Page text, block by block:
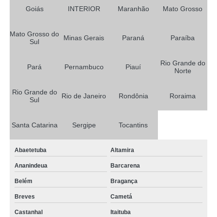
quanto custa tela de sombreamento para condomínio Vinhedo
tela decorativa costurada Iranduba
venda de tela decorativa costurada Ipojuca
tela para sombreamento colorida Amapá
venda de tela decorativa impermeável Vargem Grande Paulista
venda de tela para sombreamento colorida Acre
venda de tela de sombreamento para estacionamento São Miguel dos
Campos
quanto custa tela decorativa para garagem Sorriso
Goiás INTERIOR Maranhão Mato Grosso
Mato Grosso do
Sul
Minas Gerais Paraná Paraíba
Pará Pernambuco Piauí
Rio Grande do
Norte
Rio Grande do
Sul
Rio de Janeiro Rondônia Roraima
Santa Catarina Sergipe Tocantins
Abaetetuba Altamira
Ananindeua Barcarena
Belém Bragança
Breves Cametá
Castanhal Itaituba